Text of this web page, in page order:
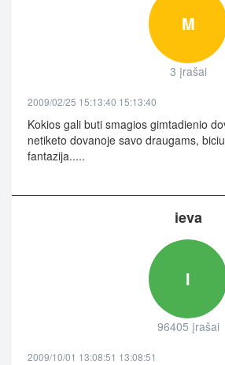
M
3 įrašai
2009/02/25 15:13:40 15:13:40
Kokios gali buti smagios gimtadienio
netiketo dovanoje savo draugams,
fantazija.....
ieva
I
96405 įrašai
2009/10/01 13:08:51 13:08:51